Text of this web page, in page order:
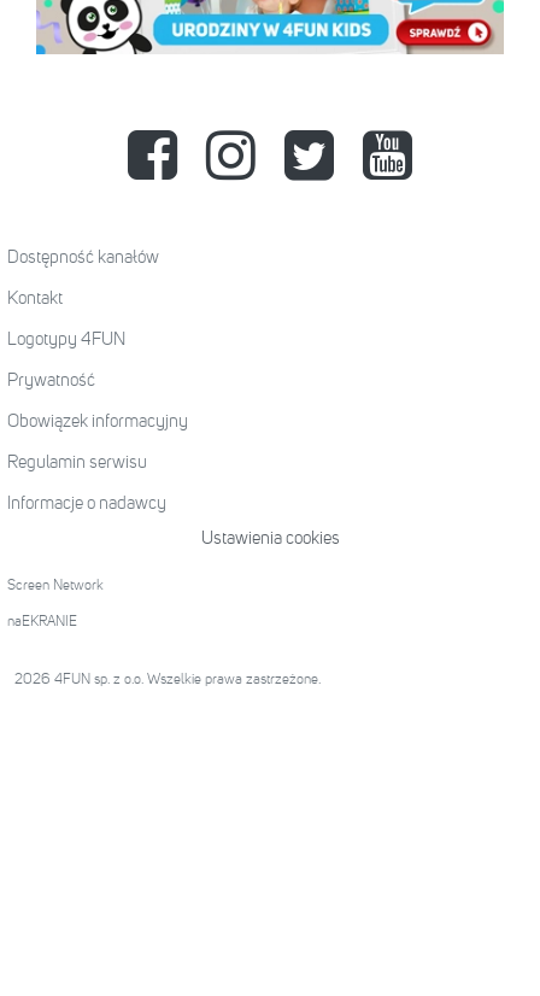
Dostępność kanałów
Kontakt
Logotypy 4FUN
Prywatność
Obowiązek informacyjny
Regulamin serwisu
Informacje o nadawcy
Ustawienia cookies
Screen Network
naEKRANIE
2026 4FUN sp. z o.o. Wszelkie prawa zastrzeżone.